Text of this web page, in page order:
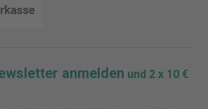
anmelden und 2 x 10 €